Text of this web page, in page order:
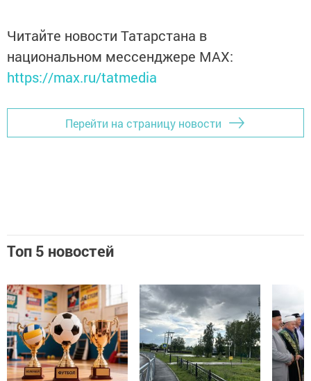
Читайте новости Татарстана в
национальном мессенджере MАХ:
https://max.ru/tatmedia
Перейти на страницу новости
Топ 5 новостей